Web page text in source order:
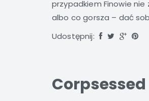
przypadkiem Finowie
albo co gorsza – dać
Udostępnij: